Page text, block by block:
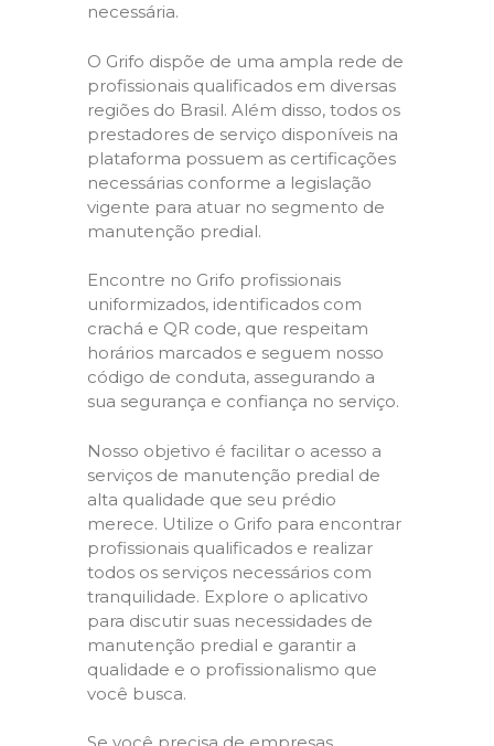
necessária.
O Grifo dispõe de uma ampla rede de
profissionais qualificados em diversas
regiões do Brasil. Além disso, todos os
prestadores de serviço disponíveis na
plataforma possuem as certificações
necessárias conforme a legislação
vigente para atuar no segmento de
manutenção predial.
Encontre no Grifo profissionais
uniformizados, identificados com
crachá e QR code, que respeitam
horários marcados e seguem nosso
código de conduta, assegurando a
sua segurança e confiança no serviço.
Nosso objetivo é facilitar o acesso a
serviços de manutenção predial de
alta qualidade que seu prédio
merece. Utilize o Grifo para encontrar
profissionais qualificados e realizar
todos os serviços necessários com
tranquilidade. Explore o aplicativo
para discutir suas necessidades de
manutenção predial e garantir a
qualidade e o profissionalismo que
você busca.